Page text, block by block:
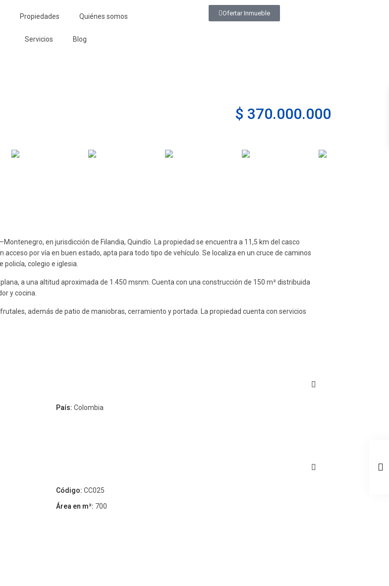
Propiedades Quiénes somos
Servicios Blog
Ofertar Inmueble
$ 370.000.000
en jurisdicción de Filandia, Quindío. La propiedad se encuentra a 11,5 km del casco
por vía en buen estado, apta para todo tipo de vehículo. Se localiza en un cruce de caminos
colegio e iglesia.
a una altitud aproximada de 1.450 msnm. Cuenta con una construcción de 150 m² distribuida
y cocina.
además de patio de maniobras, cerramiento y portada. La propiedad cuenta con servicios
País: Colombia
Código: CC025
Área en m²: 700